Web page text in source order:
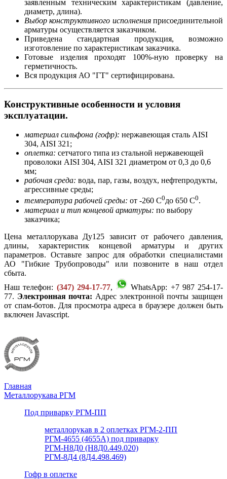
заявленным техническим характеристикам (давление,
диаметр, длина).
Выбор конструктивного исполненияприсоединительной
арматуры осуществляется заказчиком.
Приведена стандартная продукция, возможно
изготовление по характеристикам заказчика.
Готовые изделия проходят 100%-ную проверку на
герметичность.
Вся продукция АО "ГТ" сертифицирована.
Конструктивные особенности и условия
эксплуатации.
материал сильфона (гофр): нержавеющая сталь AISI
304, AISI 321;
оплетка: сетчатого типа из стальной нержавеющей
проволоки AISI 304, AISI 321 диаметром от 0,3 до 0,6
мм;
рабочая среда: вода, пар, газы, воздух, нефтепродукты,
агрессивные среды;
температура рабочей среды: от -260 С0до 650 С0.
материал и тип концевой арматуры: по выбору
заказчика;
Цена металлорукава Ду125 зависит от рабочего давления,
длины, характеристик концевой арматуры и других
параметров. Оставьте запрос для обработки специалистами
АО "Гибкие Трубопроводы" или позвоните в наш отдел
сбыта.
Наш телефон: (347) 294-17-77,
WhatsApp: +7 987 254-17-
77. Электронная почта: Адрес электронной почты защищен
от спам-ботов. Для просмотра адреса в браузере должен быть
включен Javascript.
Главная
Металлорукава РГМ
Под приварку РГМ-ПП
металлорукав в 2 оплетках РГМ-2-ПП
РГМ-4655 (4655А) под приварку
РГМ-Н8Д0 (Н8Д0.449.020)
РГМ-8Д4 (8Д4.498.469)
Гофр в оплетке